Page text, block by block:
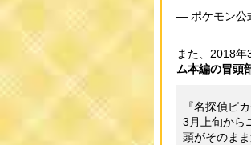
— ポケモン公
また、2018
ム本編の冒頭
『名探偵ピ
3月上旬から
頭がそのま